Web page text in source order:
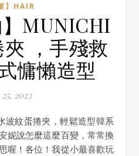
】HAIR
】MUNICHI
，手殘救
慵懶造型
2023
妮說怎麼這麼百變，常常換
喔！各位！我從小最喜歡玩